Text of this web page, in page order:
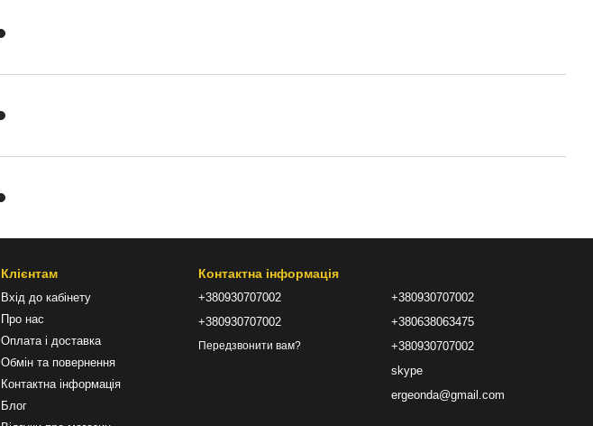
Клієнтам
Вхід до кабінету
Про нас
Оплата і доставка
Обмін та повернення
Контактна інформація
Блог
Контактна інформація
+380930707002
+380930707002
Передзвонити вам?
+380930707002
+380638063475
+380930707002
skype
ergeonda@gmail.com